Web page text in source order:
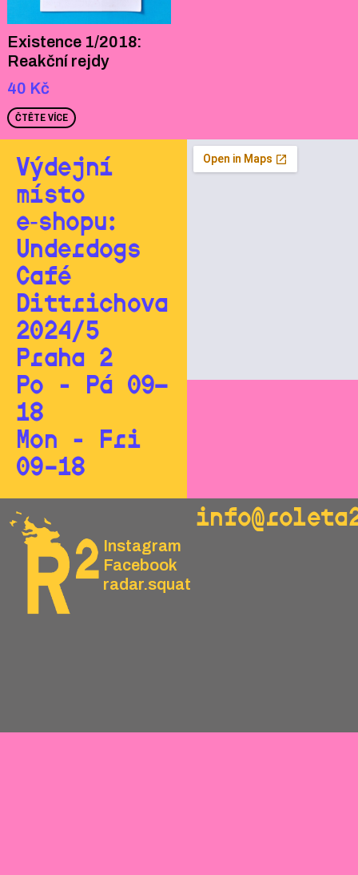
Existence 1/2018:
Reakční rejdy
40 Kč
ČTĚTE VÍCE
Výdejní
místo
e‑shopu:
Underdogs
Café
Dittrichova
2024/5
Praha 2
Po - Pá 09—
18
Mon - Fri
09–18
Instagram
Facebook
radar.squat